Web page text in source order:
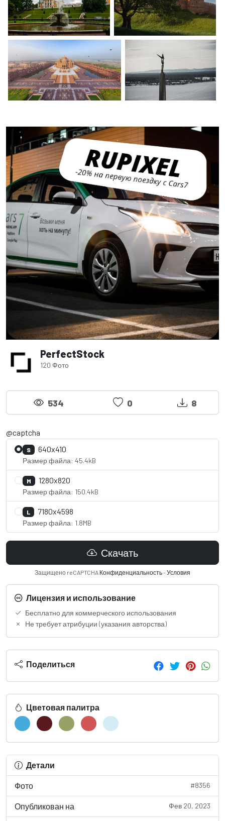
PerfectStock
120 Фото
534 0 8
@captcha
S 640x410
Размер файла: 45.4kB
M 1280x820
Размер файла: 150.4kB
L 7180x4598
Размер файла: 1.8MB
Скачать
Защищено reCAPTCHA Конфиденциальность-Условия
Лицензия и использование
Бесплатно для коммерческого использования
Не требует атрибуции (указания авторства)
Поделиться
Цветовая палитра
Детали
Фото #8356
Опубликован на Фев 20, 2023